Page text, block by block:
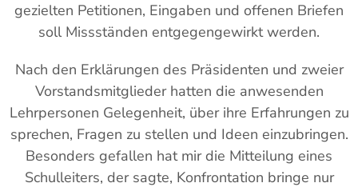
gezielten Petitionen, Eingaben und offenen Briefen
soll Missständen entgegengewirkt werden.
Nach den Erklärungen des Präsidenten und zweier
Vorstandsmitglieder hatten die anwesenden
Lehrpersonen Gelegenheit, über ihre Erfahrungen zu
sprechen, Fragen zu stellen und Ideen einzubringen.
Besonders gefallen hat mir die Mitteilung eines
Schulleiters, der sagte, Konfrontation bringe nur